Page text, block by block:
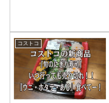
コストコ